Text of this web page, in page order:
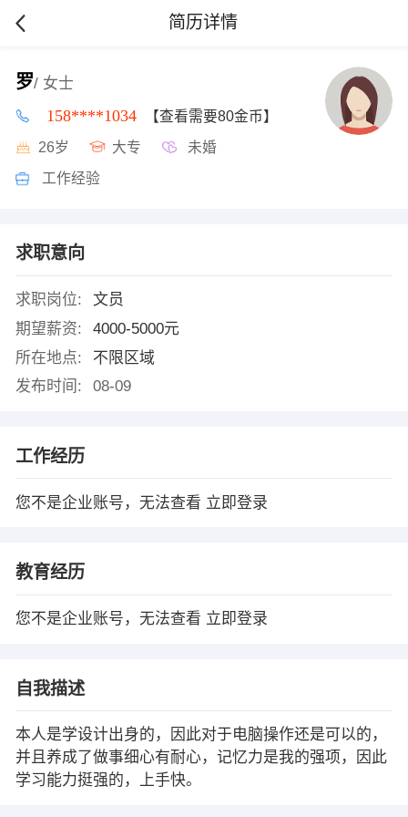
简历详情
罗/ 女士
158****1034 【查看需要80金币】
26岁 大专 未婚
工作经验
求职意向
求职岗位:
文员
期望薪资:
4000-5000元
所在地点:
不限区域
发布时间:
08-09
工作经历
您不是企业账号，无法查看 立即登录
教育经历
您不是企业账号，无法查看 立即登录
自我描述
本人是学设计出身的，因此对于电脑操作还是可以的，
并且养成了做事细心有耐心，记忆力是我的强项，因此
学习能力挺强的，上手快。